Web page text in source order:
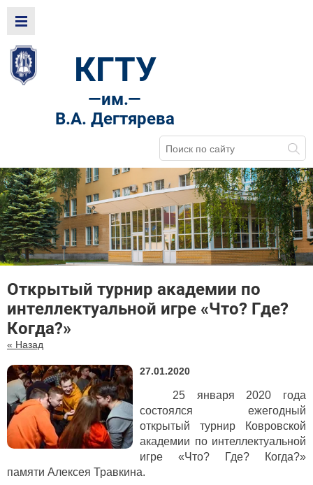
КГТУ
—им.—
В.А. Дегтярева
Открытый турнир академии по
интеллектуальной игре «Что? Где?
Когда?»
« Назад
27.01.2020
25 января 2020 года
состоялся ежегодный
открытый турнир Ковровской
академии по интеллектуальной
игре «Что? Где? Когда?»
памяти Алексея Травкина.